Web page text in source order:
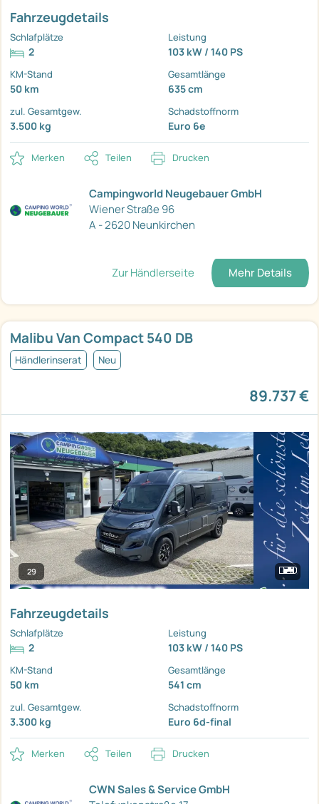
Fahrzeugdetails
Schlafplätze
2
Leistung
103 kW / 140 PS
KM-Stand
50 km
Gesamtlänge
635 cm
zul. Gesamtgew.
3.500 kg
Schadstoffnorm
Euro 6e
Merken Teilen Drucken
Campingworld Neugebauer GmbH
Wiener Straße 96
A - 2620 Neunkirchen
Zur Händlerseite Mehr Details
Malibu Van Compact 540 DB
Händlerinserat Neu
89.737 €
29
Fahrzeugdetails
Schlafplätze
2
Leistung
103 kW / 140 PS
KM-Stand
50 km
Gesamtlänge
541 cm
zul. Gesamtgew.
3.300 kg
Schadstoffnorm
Euro 6d-final
Merken Teilen Drucken
CWN Sales & Service GmbH